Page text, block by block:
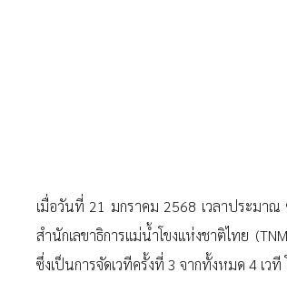
เมื่อวันที่ 21 มกราคม 2568 เวลาประมา
สำนักเลขาธิการแม่น้ำโขงแห่งชาติไทย
ซึ่งเป็นการจัดเวทีครั้งที่ 3 จากทั้งหมด 4 เว